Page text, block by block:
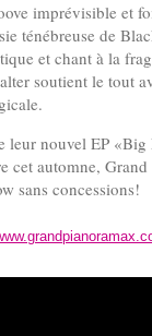
imprévisible et
ténébreuse de
et chant à la
soutient le tout
leur nouvel EP
cet automne,
sans concessions!